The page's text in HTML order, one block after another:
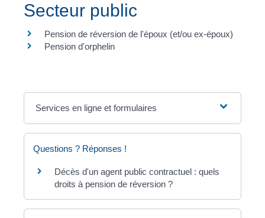
Secteur public
Pension de réversion de l'époux (et/ou ex-époux)
Pension d'orphelin
Services en ligne et formulaires
Questions ? Réponses !
Décès d'un agent public contractuel : quels
droits à pension de réversion ?